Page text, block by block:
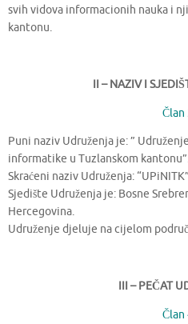
svih vidova informacionih nauka i
kantonu.
II – NAZIV I
Član
Puni naziv Udruženja je: ”
informatike u Tuzlanskom
Skraćeni naziv Udruženja:
Sjedište Udruženja je: Bosne
Hercegovina.
Udruženje djeluje na cijelom
III – PEČAT
Član